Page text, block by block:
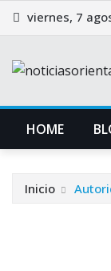
Saltar
al
viernes, 7
HOME
Inicio